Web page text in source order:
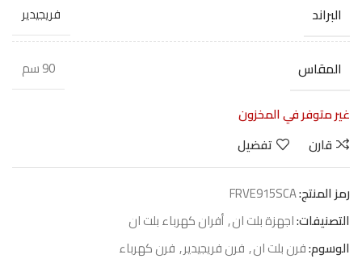
البراند فريجيدير
المقاس
90 سم
غير متوفر في المخزون
قارن
تفضيل
رمز المنتج:FRVE915SCA
التصنيفات:اجهزة بلت ان,أفران كهرباء بلت ان
الوسوم:فرن بلت ان, فرن فريجيدير, فرن كهرباء